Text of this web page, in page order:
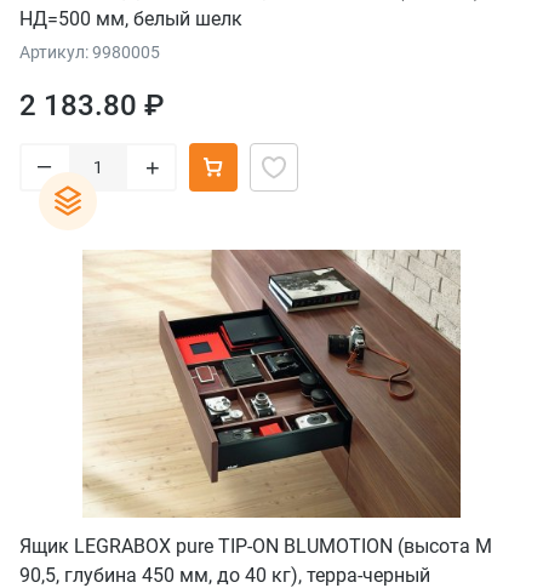
НД=500 мм, белый шелк
Артикул: 9980005
2 183.80 ₽
– +
Ящик LEGRABOX pure TIP-ON BLUMOTION (высота M
90,5, глубина 450 мм, до 40 кг), терра-черный